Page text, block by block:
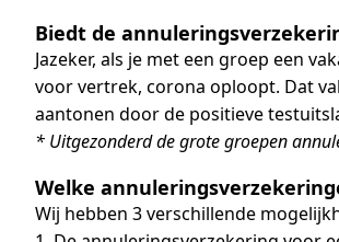
Biedt de
Jazeker, als je met een groep een
voor vertrek, corona oploopt. Dat
aantonen door de positieve
* Uitgezonderd de grote groepen
Welke
Wij hebben 3 verschillende